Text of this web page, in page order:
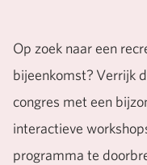
Op zoek naar een
bijeenkomst? Verrijk
congres met een
interactieve
programma te